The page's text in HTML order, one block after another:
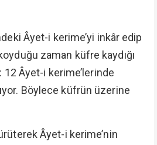
Âyet-i kerime’yi inkâr edip
zaman küfre kaydığı
12 Âyet-i kerime’lerinde
Böylece küfrün üzerine
Âyet-i kerime’nin